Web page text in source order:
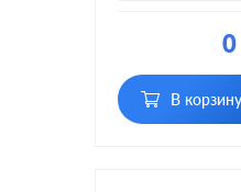
Кол-во
клавиш:
0
В корзину